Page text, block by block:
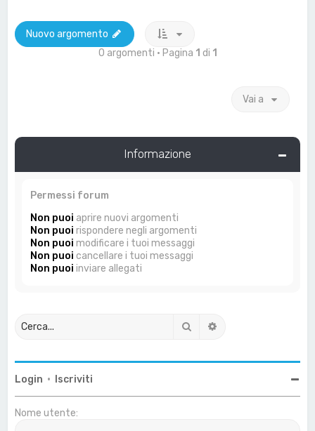
Nuovo argomento
0 argomenti • Pagina 1 di 1
Vai a
Informazione
Permessi forum
Non puoi aprire nuovi argomenti
Non puoi rispondere negli argomenti
Non puoi modificare i tuoi messaggi
Non puoi cancellare i tuoi messaggi
Non puoi inviare allegati
Cerca
Login • Iscriviti
Nome utente: